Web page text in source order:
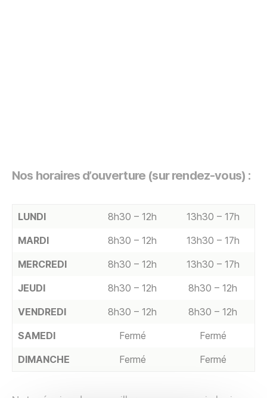
Nos horaires d’ouverture (sur rendez-vous) :
LUNDI 8h30 – 12h
13h30 – 17h
MARDI
8h30 – 12h
13h30 – 17h
MERCREDI
8h30 – 12h
13h30 – 17h
JEUDI
8h30 – 12h
8h30 – 12h
VENDREDI
8h30 – 12h
8h30 – 12h
SAMEDI
Fermé
Fermé
DIMANCHE
Fermé Fermé